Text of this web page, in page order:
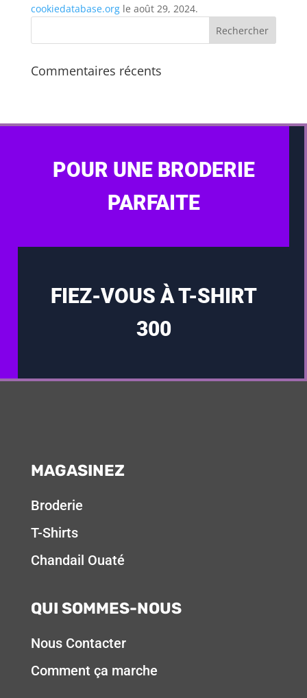
cookiedatabase.orgle août 29, 2024.
Commentaires récents
POUR UNE BRODERIE
PARFAITE
FIEZ-VOUS À T-SHIRT
300
MAGASINEZ
Broderie
T-Shirts
Chandail Ouaté
QUI SOMMES-NOUS
Nous Contacter
Comment ça marche